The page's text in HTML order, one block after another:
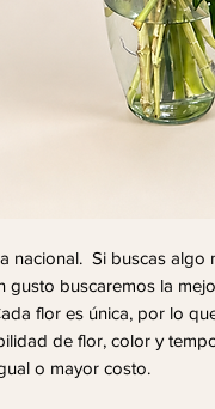
nacional. Si buscas algo
gusto buscaremos la
flor es única, por lo
de flor, color y
o mayor costo.